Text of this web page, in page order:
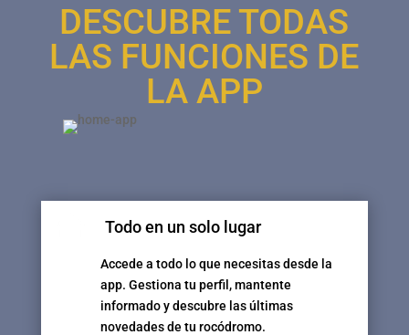
DESCUBRE TODAS
LAS FUNCIONES DE
LA APP
Todo en un solo lugar
Accede a todo lo que necesitas desde la
app. Gestiona tu perfil, mantente
informado y descubre las últimas
novedades de tu rocódromo.